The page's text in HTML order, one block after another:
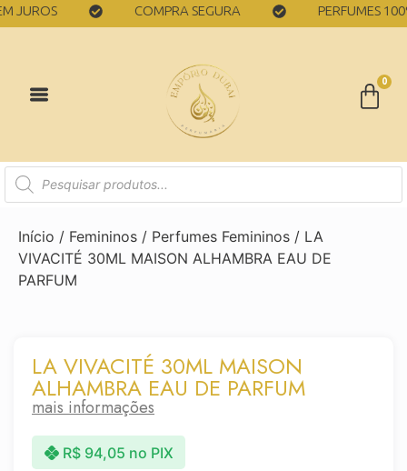
COMPRA SEGURA PERFUMES 100%
0
Início / Femininos / Perfumes Femininos / LA
VIVACITÉ 30ML MAISON ALHAMBRA EAU DE
PARFUM
LA VIVACITÉ 30ML MAISON
ALHAMBRA EAU DE PARFUM
mais informações
R$94,05 no PIX